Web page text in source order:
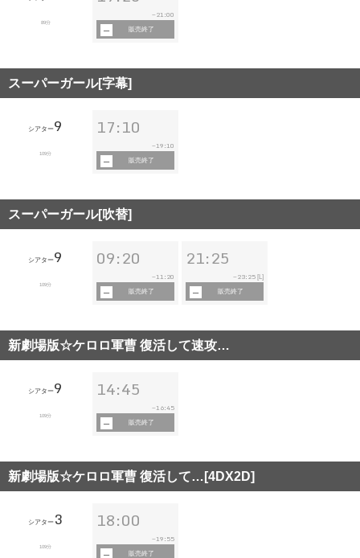
89分
~ 21:00
販売終了
スーパーガール[字幕]
シアター9
109分
17:10
~19:10
販売終了
スーパーガール[吹替]
シアター9
109分
09:20
~11:20
販売終了
21:25
~ 23:25 [L]
販売終了
新劇場版☆ケロロ軍曹 復活して速攻…
シアター9
109分
14:45
~16:45
販売終了
新劇場版☆ケロロ軍曹 復活して…[4DX2D]
シアター 3
109分
18:00
~ 19:55
販売終了